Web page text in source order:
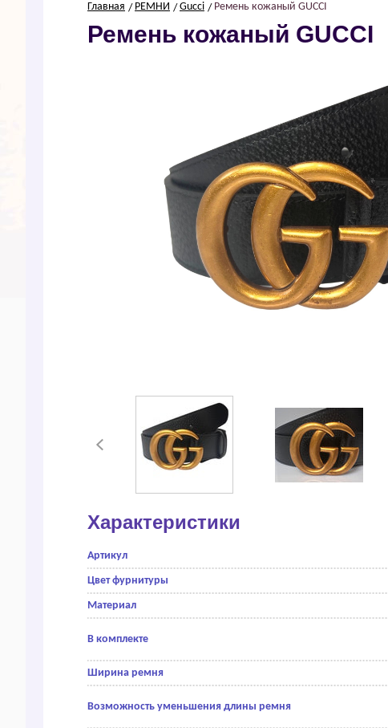
Главная РЕМНИ Guссi Ремень кожаный GUССI
Ремень кожаный GUССI
Характеристики
Артикул
Цвет фурнитуры
Материал
В комплекте
Ширина ремня
Возможность уменьшения длины ремня